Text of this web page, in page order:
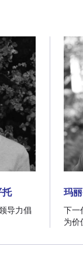
托
托
导力倡
玛
玛
下一
为价